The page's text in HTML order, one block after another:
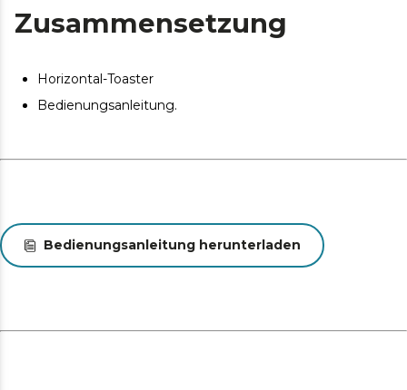
Zusammensetzung
Horizontal-Toaster
Bedienungsanleitung.
Bedienungsanleitung herunterladen